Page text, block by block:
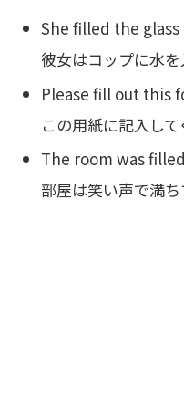
She filled the
彼女はコップに水を
Please fill out this
この用紙に記入して
The room was
部屋は笑い声で満ち